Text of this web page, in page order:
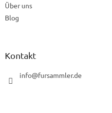
Über uns
Blog
Kontakt
info@fursammler.de